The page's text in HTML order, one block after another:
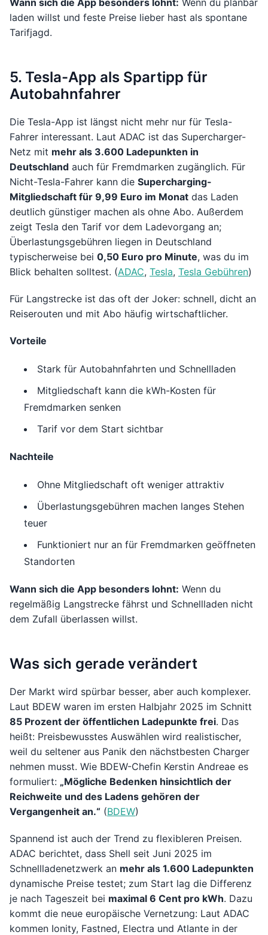
Wann sich die App besonders lohnt: Wenn du planbar
laden willst und feste Preise lieber hast als spontane
Tarifjagd.
5. Tesla-App als Spartipp für
Autobahnfahrer
Die Tesla-App ist längst nicht mehr nur für Tesla-
Fahrer interessant. Laut ADAC ist das Supercharger-
Netz mit mehr als 3.600 Ladepunkten in
Deutschland auch für Fremdmarken zugänglich. Für
Nicht-Tesla-Fahrer kann die Supercharging-
Mitgliedschaft für 9,99 Euro im Monat das Laden
deutlich günstiger machen als ohne Abo. Außerdem
zeigt Tesla den Tarif vor dem Ladevorgang an;
Überlastungsgebühren liegen in Deutschland
typischerweise bei 0,50 Euro pro Minute, was du im
Blick behalten solltest. (ADAC, Tesla, Tesla Gebühren)
Für Langstrecke ist das oft der Joker: schnell, dicht an
Reiserouten und mit Abo häufig wirtschaftlicher.
Vorteile
Stark für Autobahnfahrten und Schnellladen
Mitgliedschaft kann die kWh-Kosten für
Fremdmarken senken
Tarif vor dem Start sichtbar
Nachteile
Ohne Mitgliedschaft oft weniger attraktiv
Überlastungsgebühren machen langes Stehen
teuer
Funktioniert nur an für Fremdmarken geöffneten
Standorten
Wann sich die App besonders lohnt: Wenn du
regelmäßig Langstrecke fährst und Schnellladen nicht
dem Zufall überlassen willst.
Was sich gerade verändert
Der Markt wird spürbar besser, aber auch komplexer.
Laut BDEW waren im ersten Halbjahr 2025 im Schnitt
85 Prozent der öffentlichen Ladepunkte frei. Das
heißt: Preisbewusstes Auswählen wird realistischer,
weil du seltener aus Panik den nächstbesten Charger
nehmen musst. Wie BDEW-Chefin Kerstin Andreae es
formuliert: „Mögliche Bedenken hinsichtlich der
Reichweite und des Ladens gehören der
Vergangenheit an.“ (BDEW)
Spannend ist auch der Trend zu flexibleren Preisen.
ADAC berichtet, dass Shell seit Juni 2025 im
Schnellladenetzwerk an mehr als 1.600 Ladepunkten
dynamische Preise testet; zum Start lag die Differenz
je nach Tageszeit bei maximal 6 Cent pro kWh. Dazu
kommt die neue europäische Vernetzung: Laut ADAC
kommen Ionity, Fastned, Electra und Atlante in der